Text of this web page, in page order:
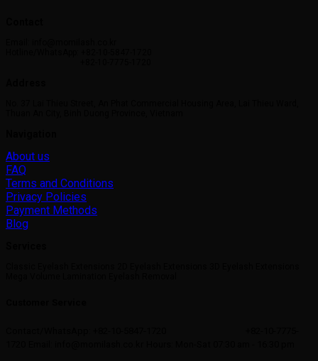
About us
FAQ
Terms and Conditions
Privacy Policies
Payment Methods
Blog